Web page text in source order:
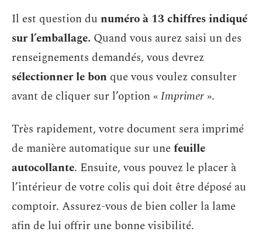
Il est question du numéro à 13 chiffres indiqué
sur l’emballage. Quand vous aurez saisi un des
renseignements demandés, vous devrez
sélectionner le bon que vous voulez consulter
avant de cliquer sur l’option «Imprimer».
Très rapidement, votre document sera imprimé
de manière automatique sur unefeuille
autocollante. Ensuite, vous pouvez le placer à
l’intérieur de votre colis qui doit être déposé au
comptoir. Assurez-vous de bien coller la lame
afin de lui offrir une bonne visibilité.